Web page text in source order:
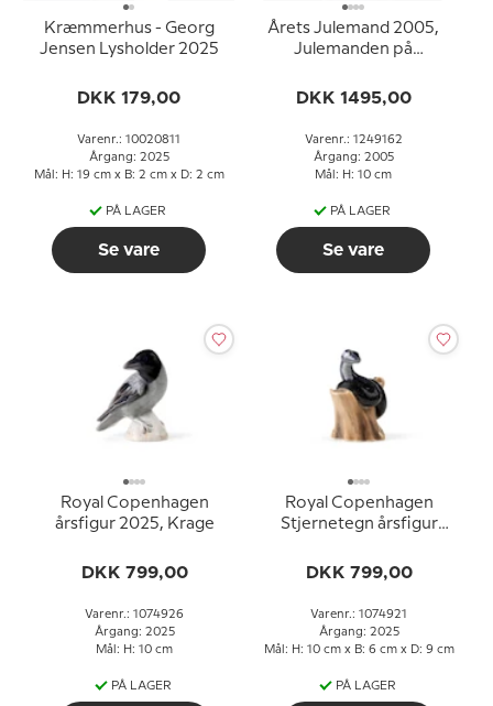
Kræmmerhus - Georg
Jensen Lysholder 2025
DKK 179,00
Varenr.: 10020811
Årgang: 2025
Mål: H: 19 cm x B: 2 cm x D: 2 cm
PÅ LAGER
Se vare
Årets Julemand 2005,
Julemanden på
DKK 1495,00
Varenr.: 1249162
Årgang: 2005
Mål: H: 10 cm
PÅ LAGER
Se vare
Royal Copenhagen
årsfigur 2025, Krage
DKK 799,00
Varenr.: 1074926
Årgang: 2025
Mål: H: 10 cm
PÅ LAGER
Royal Copenhagen
Stjernetegn årsfigur
DKK 799,00
Varenr.: 1074921
Årgang: 2025
Mål: H: 10 cm x B: 6 cm x D: 9 cm
PÅ LAGER